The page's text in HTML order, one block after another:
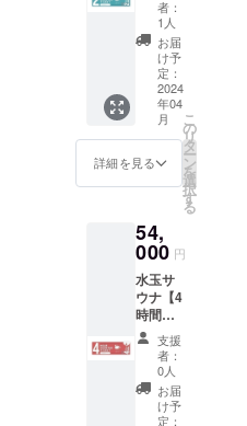
効期限 :
令和8年
10月31
日まで
ご利用
可能 ・
4と8の
つく日
ズ
デー・
りま
す！
（4.8.1
4.18.24.
28） ・
貸切で
ご利用
の場合
は混合
ご利用
可能と
は混合
ご利用
可能と
なりま
す。
で使用
の場合
は4回分
使用と
なりま
と8のつ
く日は
メンズ
りま
す！
（4.8.1
4.18.24.
28） ・
貸切で
ご利用
の場合
は混合
ご利用
可能と
+ロゴス
テッ
カー6枚
・貸切
でご利
用の場
合は男
女混合
ご利用
可能と
なりま
4と8の
つく日
はメン
ズ
デー・
男性専
用とな
りま
す！
（4.8.1
4.18.24.
28） ・
者：
1人
お届
け予
定：
2024
年04
月
詳細を見る
こ
の
リ
タ
ー
ン
を
選
択
す
る
54,
000 円
水玉サ
ウナ【4
時間貸
切】チ
ケット
+ロゴス
テッ
カー6枚
・貸切
支援
者：
0人
お届
け予
定：